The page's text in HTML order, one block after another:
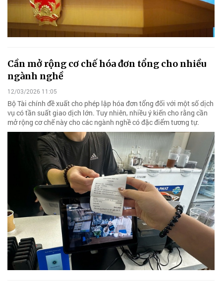
Cần mở rộng cơ chế hóa đơn tổng cho nhiều
ngành nghề
12/03/2026 11:05
Bộ Tài chính đề xuất cho phép lập hóa đơn tổng đối với một số dịch
vụ có tần suất giao dịch lớn. Tuy nhiên, nhiều ý kiến cho rằng cần
mở rộng cơ chế này cho các ngành nghề có đặc điểm tương tự.